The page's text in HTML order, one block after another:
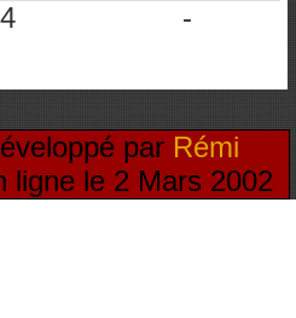
-
par Rémi
ligne le 2 Mars 2002